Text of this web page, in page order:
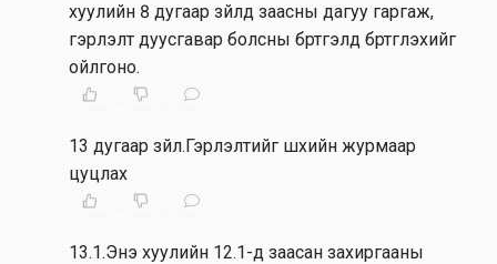
хуулийн 8 дугаар зүйлд заасны дагуу гаргаж,
гэрлэлт дуусгавар болсны бүртгэлд бүртгүүлэхийг
ойлгоно.
13 дугаар зүйл.Гэрлэлтийг шүүхийн журмаар
цуцлах
13.1.Энэ хуулийн 12.1-д заасан захиргааны